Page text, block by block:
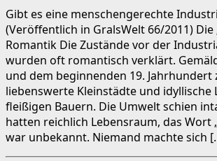
Gibt es eine menschengerechte
(Veröffentlich in GralsWelt 66/2011) Die
Romantik Die Zustände vor der
wurden oft romantisch verklärt.
und dem beginnenden 19. Jahrhundert
liebenswerte Kleinstädte und idyllische
fleißigen Bauern. Die Umwelt schien
hatten reichlich Lebensraum, das Wort
war unbekannt. Niemand machte sich